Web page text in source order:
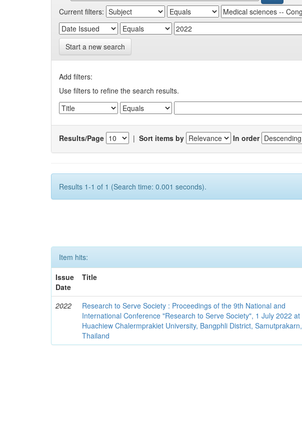
Current filters:
Start a new search
Add filters:
Use filters to refine the search results.
Results/Page | Sort items by In order
Results 1-1 of 1 (Search time: 0.001 seconds).
Item hits:
Issue
Date
Title
2022
Research to Serve Society : Proceedings of the 9th National and
International Conference "Research to Serve Society", 1 July 2022 at
Huachiew Chalermprakiet University, Bangphli District, Samutprakarn,
Thailand